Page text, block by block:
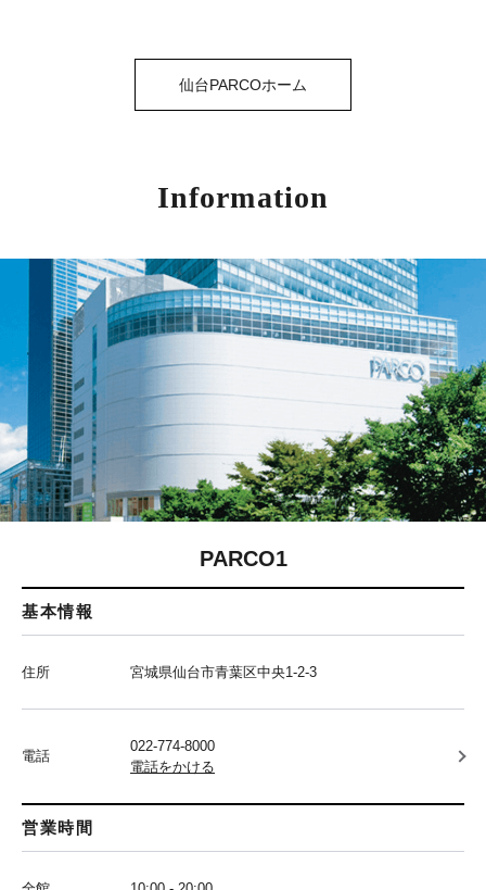
仙台PARCOホーム
Information
PARCO1
基本情報
住所 宮城県仙台市青葉区中央1-2-3
電話
022-774-8000
電話をかける
営業時間